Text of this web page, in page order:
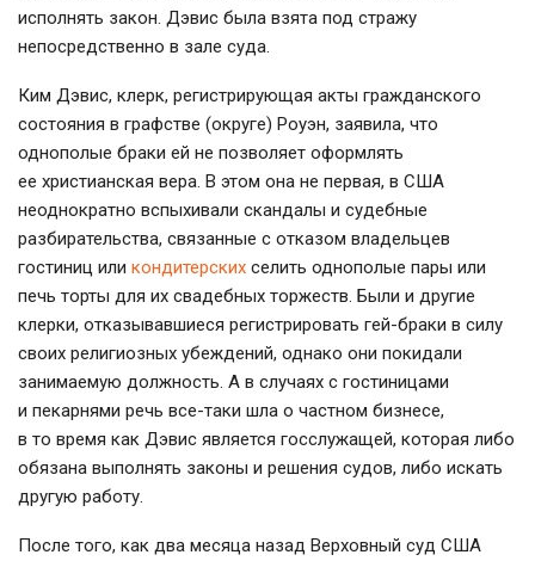
исполнять закон. Дэвис была взята под стражу
непосредственно в зале суда.
Ким Дэвис, клерк, регистрирующая акты гражданского
состояния в графстве (округе) Роуэн, заявила, что
однополые браки ей не позволяет оформлять
ее христианская вера. В этом она не первая, в США
неоднократно вспыхивали скандалы и судебные
разбирательства, связанные с отказом владельцев
гостиниц или кондитерских селить однополые пары или
печь торты для их свадебных торжеств. Были и другие
клерки, отказывавшиеся регистрировать гей-браки в силу
своих религиозных убеждений, однако они покидали
занимаемую должность. А в случаях с гостиницами
и пекарнями речь все-таки шла о частном бизнесе,
в то время как Дэвис является госслужащей, которая либо
обязана выполнять законы и решения судов, либо искать
другую работу.
После того, как два месяца назад Верховный суд США